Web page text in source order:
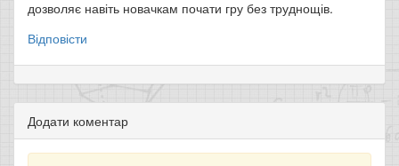
дозволяє навіть новачкам почати гру без труднощів.
Відповісти
Додати коментар